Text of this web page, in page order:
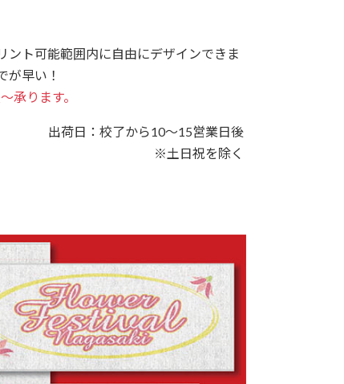
ント可能範囲内に自由にデザインできま
が早い！
承ります。
出荷日：校了から10～15営業日後
※土日祝を除く